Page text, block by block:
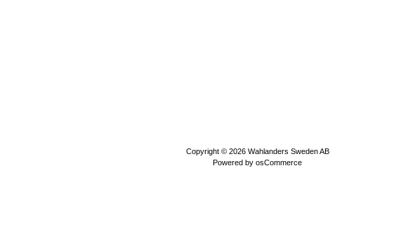
Copyright © 2026 Wahlanders Sweden AB
Powered byosCommerce